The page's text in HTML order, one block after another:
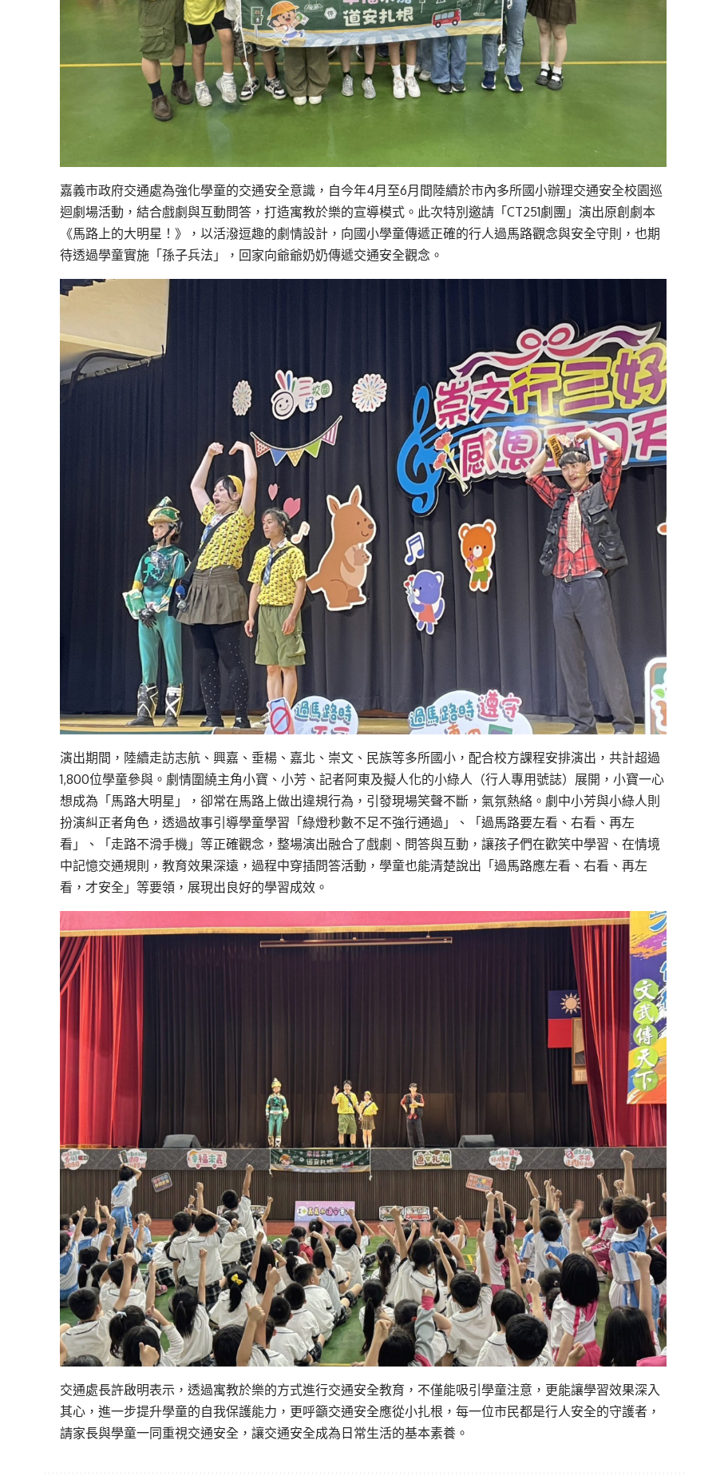
嘉義市政府交通處為強化學童的交通安全意識，自今年4月至6月間陸續於市內多所國小辦理交通安全校園巡
迴劇場活動，結合戲劇與互動問答，打造寓教於樂的宣導模式。此次特別邀請「CT251劇團」演出原創劇本
《馬路上的大明星！》，以活潑逗趣的劇情設計，向國小學童傳遞正確的行人過馬路觀念與安全守則，也期
待透過學童實施「孫子兵法」，回家向爺爺奶奶傳遞交通安全觀念。
演出期間，陸續走訪志航、興嘉、垂楊、嘉北、崇文、民族等多所國小，配合校方課程安排演出，共計超過
1,800位學童參與。劇情圍繞主角小寶、小芳、記者阿東及擬人化的小綠人（行人專用號誌）展開，小寶一心
想成為「馬路大明星」，卻常在馬路上做出違規行為，引發現場笑聲不斷，氣氛熱絡。劇中小芳與小綠人則
扮演糾正者角色，透過故事引導學童學習「綠燈秒數不足不強行通過」、「過馬路要左看、右看、再左
看」、「走路不滑手機」等正確觀念，整場演出融合了戲劇、問答與互動，讓孩子們在歡笑中學習、在情境
中記憶交通規則，教育效果深遠，過程中穿插問答活動，學童也能清楚說出「過馬路應左看、右看、再左
看，才安全」等要領，展現出良好的學習成效。
交通處長許啟明表示，透過寓教於樂的方式進行交通安全教育，不僅能吸引學童注意，更能讓學習效果深入
其心，進一步提升學童的自我保護能力，更呼籲交通安全應從小扎根，每一位市民都是行人安全的守護者，
請家長與學童一同重視交通安全，讓交通安全成為日常生活的基本素養。